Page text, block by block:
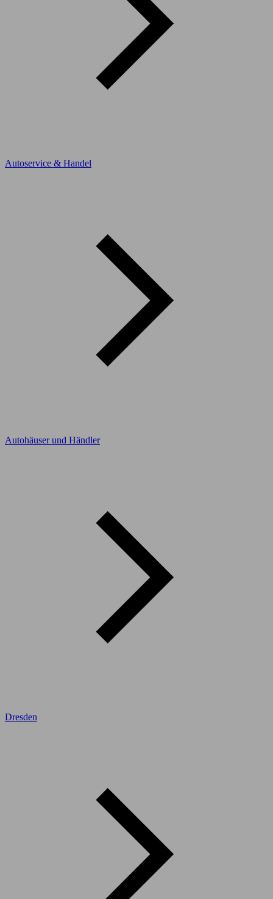
Autoservice & Handel
Autohäuser und Händler
Dresden